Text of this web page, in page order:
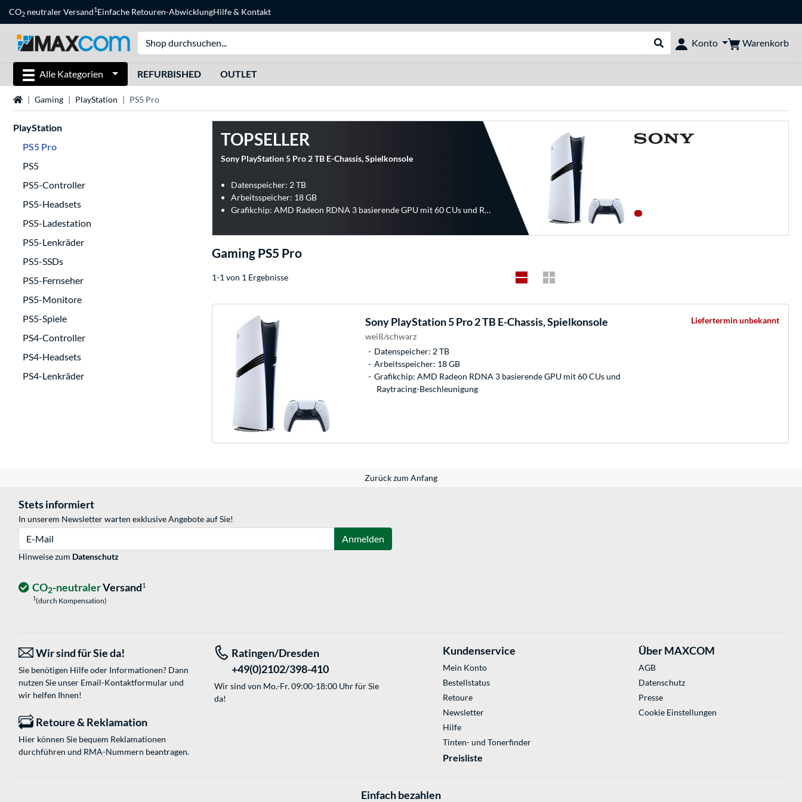
CO2 neutraler Versand1Einfache Retouren-AbwicklungHilfe& Kontakt
Suche durchführen
Konto Warenkorb
Alle Kategorien REFURBISHED OUTLET
StartseiteGaming PlayStation PS5 Pro
PlayStation
PS5 Pro
PS5
PS5-Controller
PS5-Headsets
PS5-Ladestation
PS5-Lenkräder
PS5-SSDs
PS5-Fernseher
PS5-Monitore
PS5-Spiele
PS4-Controller
PS4-Headsets
PS4-Lenkräder
TOPSELLER
Sony PlayStation 5 Pro 2 TB E-Chassis, Spielkonsole
Datenspeicher: 2 TB
Arbeitsspeicher: 18 GB
Grafikchip: AMD Radeon RDNA 3 basierende GPU mit 60 CUs und Raytracing-Beschleunigung
Gaming PS5 Pro
1-1 von 1 Ergebnisse
SonyPlayStation 5 Pro 2 TB E-Chassis, Spielkonsole
weiß/schwarz
Datenspeicher: 2 TB
Arbeitsspeicher: 18 GB
Grafikchip: AMD Radeon RDNA 3 basierende GPU mit 60 CUs und
Raytracing-Beschleunigung
Liefertermin unbekannt
Zurück zum Anfang
Stets informiert
In unserem Newsletter warten exklusive Angebote auf Sie!
Anmelden
Hinweise zum Datenschutz
CO2-neutralerVersand1
1(durch Kompensation)
Wir sind für Sie da!
Sie benötigen Hilfe oder Informationen? Dann
nutzen Sie unser Email-Kontaktformularund
wir helfen Ihnen!
Ratingen/Dresden
+49(0)2102/398-410
Wir sind von Mo.-Fr. 09:00-18:00 Uhr für Sie
da!
Retoure & Reklamation
Hier können Sie bequem Reklamationen
durchführen und RMA-Nummern beantragen.
Kundenservice
Mein Konto
Bestellstatus
Retoure
Newsletter
Hilfe
Tinten- und Tonerfinder
Preisliste
Über MAXCOM
AGB
Datenschutz
Presse
Cookie Einstellungen
Einfach bezahlen